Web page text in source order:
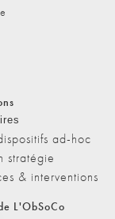
ad-hoc
stratégie
& interventions
L'ObSoCo